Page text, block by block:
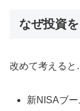
なぜ投資
改めて考える
新NISAブ